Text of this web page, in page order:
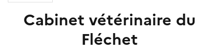
Cabinet vétérinaire du
Fléchet